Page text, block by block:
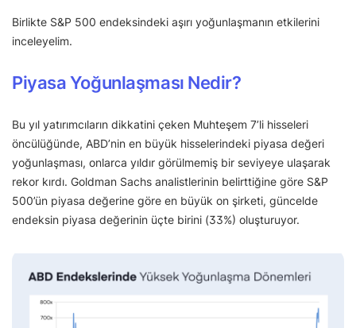
Birlikte S&P 500 endeksindeki aşırı yoğunlaşmanın etkilerini
inceleyelim.
Piyasa Yoğunlaşması Nedir?
Bu yıl yatırımcıların dikkatini çeken Muhteşem 7’li hisseleri
öncülüğünde, ABD’nin en büyük hisselerindeki piyasa değeri
yoğunlaşması, onlarca yıldır görülmemiş bir seviyeye ulaşarak
rekor kırdı. Goldman Sachs analistlerinin belirttiğine göre S&P
500’ün piyasa değerine göre en büyük on şirketi, güncelde
endeksin piyasa değerinin üçte birini (33%) oluşturuyor.